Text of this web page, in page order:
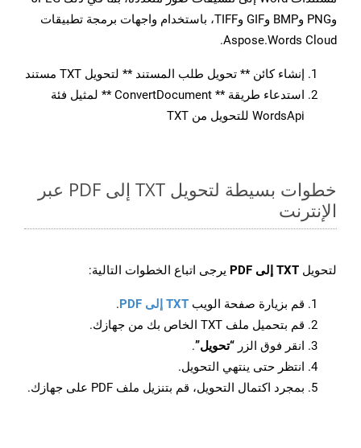
وPNG وBMP وGIF وTIFF، باستخدام واجهات برمجة تطبيقات
Aspose.Words Cloud.
إنشاء كائن ** تحويل طلب المستند ** لتحويل TXT مستند
استدعاء طريقة ** ConvertDocument ** لمثيل فئة
WordsApi للتحويل من TXT
خطوات بسيطة لتحويل TXT إلى PDF عبر
الإنترنت
لتحويل TXT إلى PDF يرجى اتباع الخطوات التالية:
قم بزيارة صفحة الويب TXT إلى PDF
.
قم بتحميل ملف TXT الخاص بك من جهازك.
انقر فوق الزر “تحويل”.
انتظر حتى ينتهي التحويل.
بمجرد اكتمال التحويل، قم بتنزيل ملف PDF على جهازك.